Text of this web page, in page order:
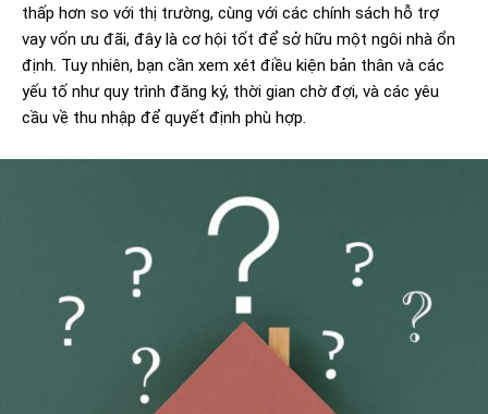
thấp hơn so với thị trường, cùng với các chính sách hỗ trợ
vay vốn ưu đãi, đây là cơ hội tốt để sở hữu một ngôi nhà ổn
định. Tuy nhiên, bạn cần xem xét điều kiện bản thân và các
yếu tố như quy trình đăng ký, thời gian chờ đợi, và các yêu
cầu về thu nhập để quyết định phù hợp.